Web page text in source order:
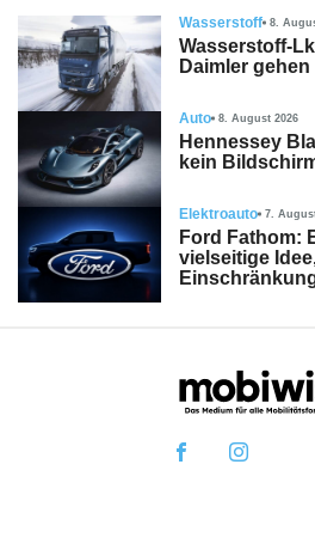
Wasserstoff 8.
Wasserstoff-
Daimler
Auto 8. August 2026
Hennessey
kein
Elektroauto 7.
Ford Fathom:
vielseitige